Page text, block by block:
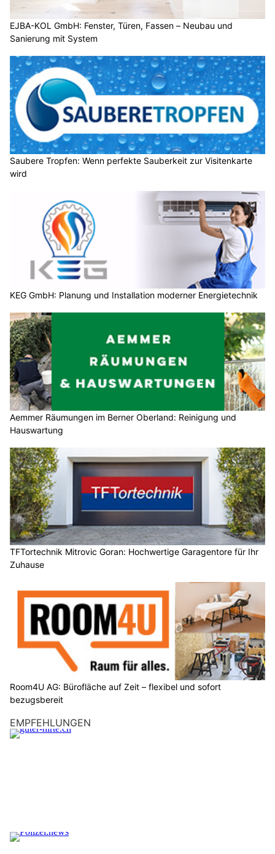
EJBA-KOL GmbH: Fenster, Türen, Fassen – Neubau und
Sanierung mit System
Saubere Tropfen: Wenn perfekte Sauberkeit zur Visitenkarte
wird
KEG GmbH: Planung und Installation moderner Energietechnik
Aemmer Räumungen im Berner Oberland: Reinigung und
Hauswartung
TFTortechnik Mitrovic Goran: Hochwertige Garagentore für Ihr
Zuhause
Room4U AG: Bürofläche auf Zeit – flexibel und sofort
bezugsbereit
EMPFEHLUNGEN